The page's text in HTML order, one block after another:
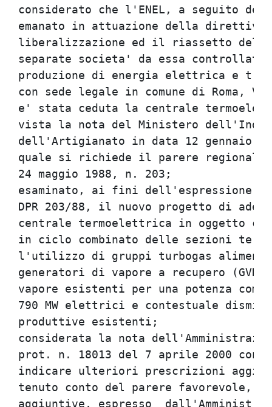
considerato che l'ENEL, a
emanato in attuazione
liberalizzazione ed il
separate societa' da essa
produzione di energia elettrica
con sede legale in comune di
e' stata ceduta la
vista la nota del Ministero
dell'Artigianato in data 12
quale si richiede il parere
24 maggio
esaminato, ai fini
DPR 203/88, il nuovo
centrale termoelettrica in
in ciclo combinato delle
l'utilizzo di gruppi
generatori di vapore a
vapore esistenti per una
790 MW elettrici e
considerata la nota
prot. n. 18013 del 7 aprile
indicare ulteriori
tenuto conto del parere
aggiuntive, espresso